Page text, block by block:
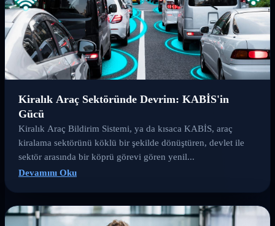
Kiralık Araç Sektöründe Devrim: KABİS'in
Gücü
Kiralık Araç Bildirim Sistemi, ya da kısaca KABİS, araç
kiralama sektörünü köklü bir şekilde dönüştüren, devlet ile
sektör arasında bir köprü görevi gören yenil...
Devamını Oku